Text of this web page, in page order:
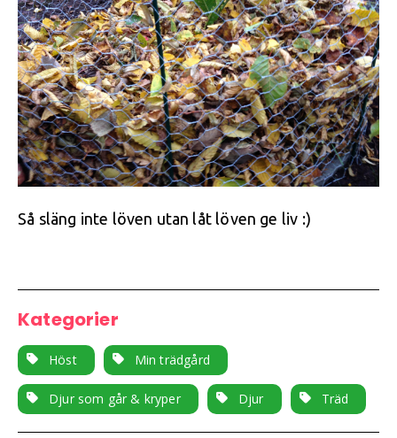
Så släng inte löven utan låt löven ge liv :)
Kategorier
Höst Min trädgård
Djur som går & kryper Djur Träd